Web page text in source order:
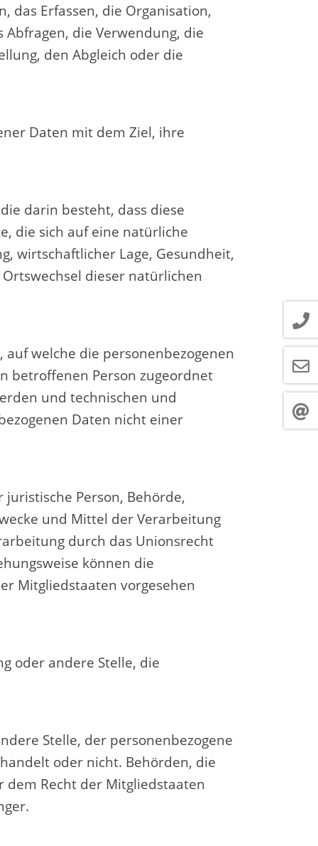
das Erfassen, die Organisation,
Abfragen, die Verwendung, die
den Abgleich oder die
Daten mit dem Ziel, ihre
darin besteht, dass diese
die sich auf eine natürliche
wirtschaftlicher Lage, Gesundheit,
dieser natürlichen
welche die personenbezogenen
betroffenen Person zugeordnet
und technischen und
Daten nicht einer
Person, Behörde,
und Mittel der Verarbeitung
durch das Unionsrecht
können die
Mitgliedstaaten vorgesehen
oder andere Stelle, die
Stelle, der personenbezogene
oder nicht. Behörden, die
Recht der Mitgliedstaaten